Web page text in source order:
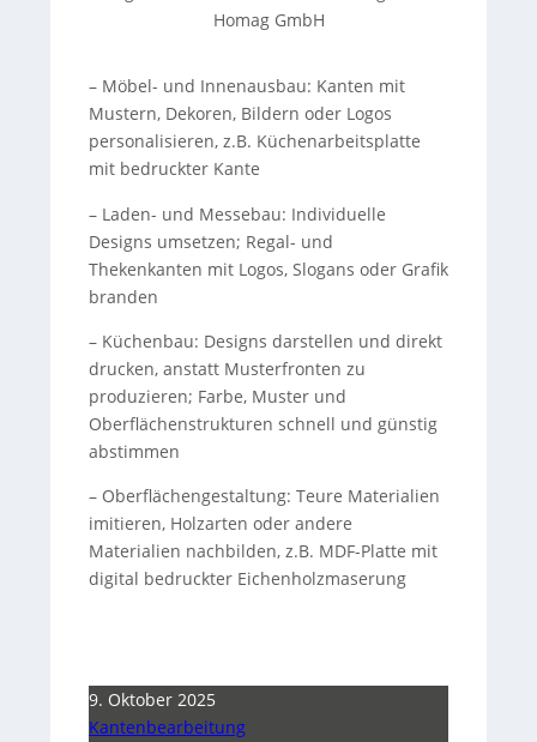
Homag GmbH
– Möbel- und Innenausbau: Kanten mit
Mustern, Dekoren, Bildern oder Logos
personalisieren, z.B. Küchenarbeitsplatte
mit bedruckter Kante
– Laden- und Messebau: Individuelle
Designs umsetzen; Regal- und
Thekenkanten mit Logos, Slogans oder Grafik
branden
– Küchenbau: Designs darstellen und direkt
drucken, anstatt Musterfronten zu
produzieren; Farbe, Muster und
Oberflächenstrukturen schnell und günstig
abstimmen
– Oberflächengestaltung: Teure Materialien
imitieren, Holzarten oder andere
Materialien nachbilden, z.B. MDF-Platte mit
digital bedruckter Eichenholzmaserung
9. Oktober 2025
Kantenbearbeitung